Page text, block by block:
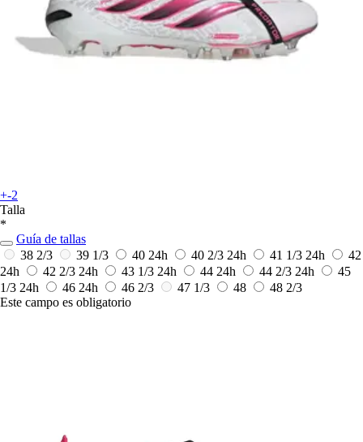
+-2
Talla
*
Guía de tallas
38 2/3
39 1/3 40 24h 40 2/3 24h 41 1/3 24h
42
24h
42 2/3 24h 43 1/3 24h 44 24h 44 2/3 24h
45
1/3 24h 46 24h 46 2/3 47 1/3 48
48 2/3
Este campo es obligatorio